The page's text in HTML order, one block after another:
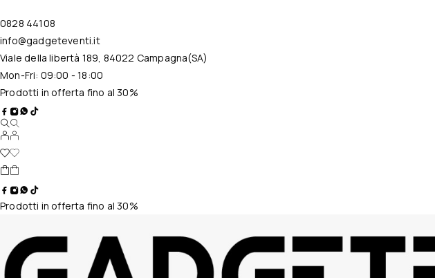
0828 44108
info@gadgeteventi.it
Viale della libertà 189, 84022 Campagna(SA)
Mon-Fri: 09:00 - 18:00
Prodotti in offerta fino al 30%
Prodotti in offerta fino al 30%